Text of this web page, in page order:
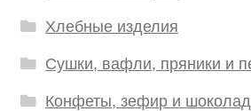
Хлебные изделия
Сушки, вафли, пряники и
Конфеты, зефир и шоколад